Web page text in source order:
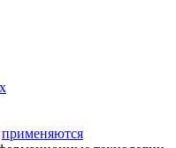
применяются